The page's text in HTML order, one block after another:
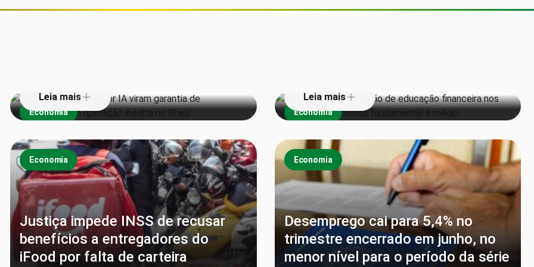
Economia
Leia mais
Economia
Leia mais
Economia
Justiça impede INSS de recusar
benefícios a entregadores do
iFood por falta de carteira
Economia
Desemprego cai para 5,4% no
trimestre encerrado em junho, no
menor nível para o período da série